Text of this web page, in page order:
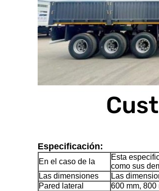
Especificación:
En el caso de la
Esta
como sus
Las dimensiones
Las
Pared lateral
600 mm, 800